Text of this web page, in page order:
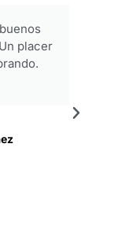
placer